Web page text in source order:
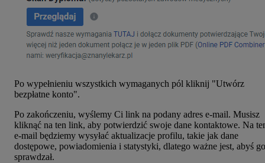
Po wypełnieniu wszystkich wymaganych pól kliknij "Utwórz
bezpłatne konto".
Po zakończeniu, wyślemy Ci link na podany adres e-mail. Musisz
kliknąć na ten link, aby potwierdzić swoje dane kontaktowe. Na
e-mail będziemy wysyłać aktualizacje profilu, takie jak dane
dostępowe, powiadomienia i statystyki, dlatego ważne jest, abyś go
sprawdzał.